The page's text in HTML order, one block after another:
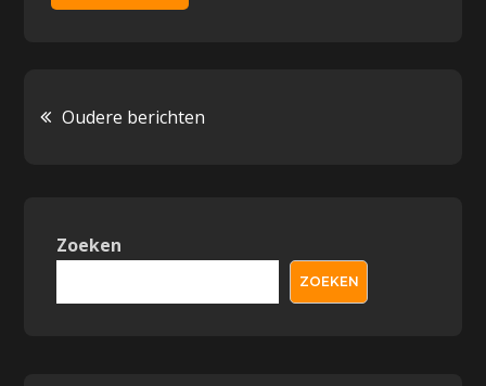
Berichten
Oudere berichten
Zoeken
ZOEKEN